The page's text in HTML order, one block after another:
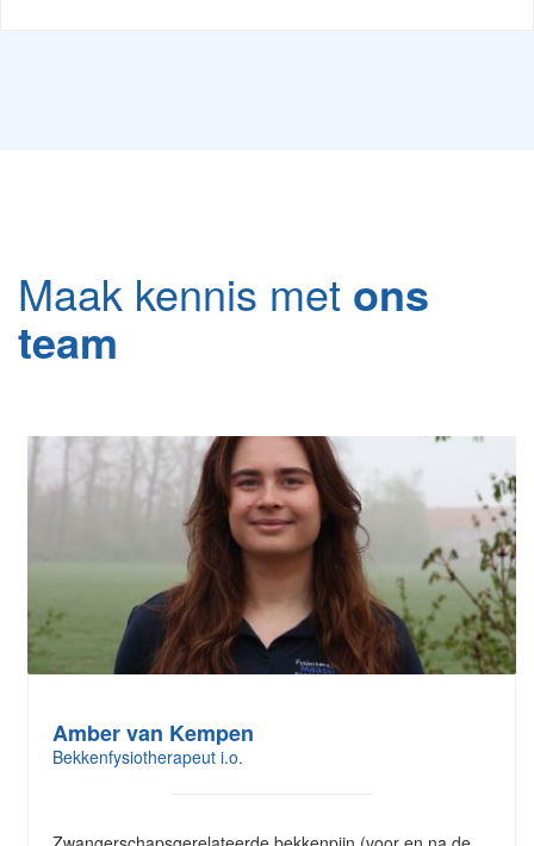
Maak kennis met ons
team
Amber van Kempen
Bekkenfysiotherapeut i.o.